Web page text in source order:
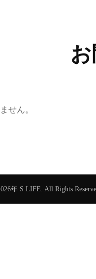
せん。
年 S LIFE . All Rights